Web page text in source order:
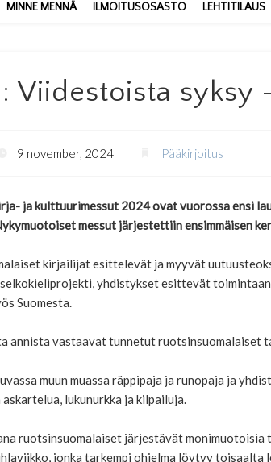
MINNE MENNÄ ILMOITUSOSASTO LEHTITILAUS
Viidestoista syksy
9 november, 2024 Pääkirjoitus
ja kulttuurimessut 2024 ovat vuorossa ensi
messut järjestettiin ensimmäisen
kirjailijat esittelevät ja myyvät
yhdistykset esittevät
Suomesta.
annista vastaavat tunnetut ruotsinsuomalaiset
muun muassa räppipaja ja runopaja ja
lukunurkka ja kilpailuja.
ruotsinsuomalaiset järjestävät monimuotoisia
jonka tarkempi ohjelma löytyy toisaalta